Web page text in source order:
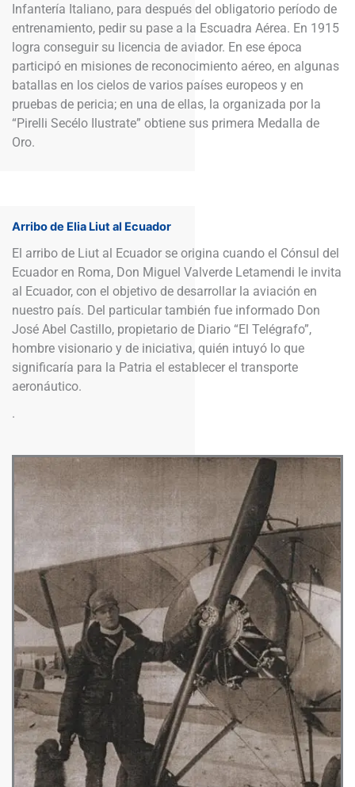
Infantería Italiano, para después del obligatorio período de
entrenamiento, pedir su pase a la Escuadra Aérea. En 1915
logra conseguir su licencia de aviador. En ese época
participó en misiones de reconocimiento aéreo, en algunas
batallas en los cielos de varios países europeos y en
pruebas de pericia; en una de ellas, la organizada por la
“Pirelli Secélo Ilustrate” obtiene sus primera Medalla de
Oro.
Arribo de Elia Liut al Ecuador
El arribo de Liut al Ecuador se origina cuando el Cónsul del
Ecuador en Roma, Don Miguel Valverde Letamendi le invita
al Ecuador, con el objetivo de desarrollar la aviación en
nuestro país. Del particular también fue informado Don
José Abel Castillo, propietario de Diario “El Telégrafo”,
hombre visionario y de iniciativa, quién intuyó lo que
significaría para la Patria el establecer el transporte
aeronáutico.
.